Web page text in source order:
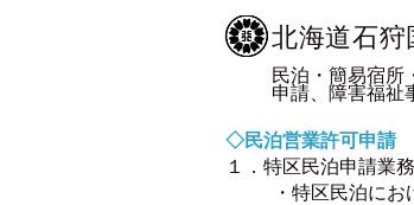
北海道石狩
民泊・簡易宿所
申請、 障害福祉
◇民泊営業許可申請
１．特区民泊申請業務
・特区民泊に